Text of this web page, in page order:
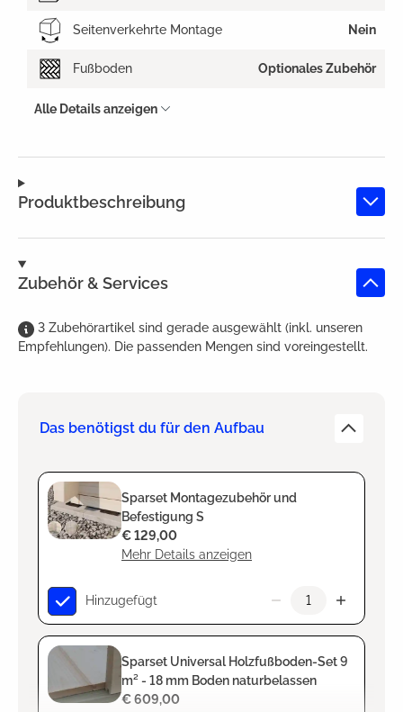
Produktbeschreibung
Zubehör & Services
3 Zubehörartikel sind gerade ausgewählt (inkl. unseren
Empfehlungen). Die passenden Mengen sind voreingestellt.
Das benötigst du für den Aufbau
Sparset Montagezubehör und
Befestigung S
Mehr Details anzeigen
€ 129,00
Hinzugefügt
Sparset Universal Holzfußboden-Set 9
m² - 18 mm Boden naturbelassen
€ 609,00
Seitenverkehrte Montage Nein
Fußboden Optionales Zubehör
Alle Details anzeigen